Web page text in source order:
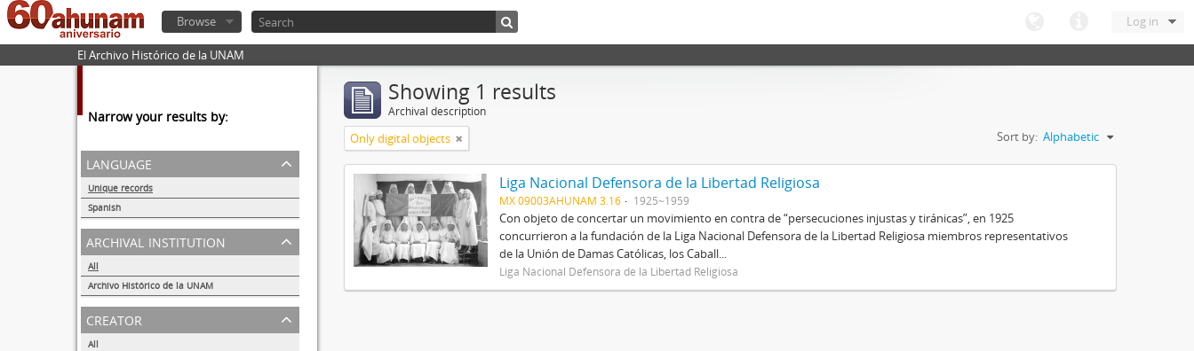
Log in
Browse
El Archivo Histórico de la UNAM
Narrow your results by:
language
Unique records
Spanish
1
archival institution
All
Archivo Histórico de la UNAM
1
creator
All
Showing 1 results
Archival description
Only digital objects Sort by: Alphabetic
Liga Nacional Defensora de la Libertad Religiosa
MX 09003AHUNAM 3.16 1925~1959
Con objeto de concertar un movimiento en contra de “persecuciones injustas y tiránicas”, en 1925
concurrieron a la fundación de la Liga Nacional Defensora de la Libertad Religiosa miembros representativos
de la Unión de Damas Católicas, los Caball...
Liga Nacional Defensora de la Libertad Religiosa